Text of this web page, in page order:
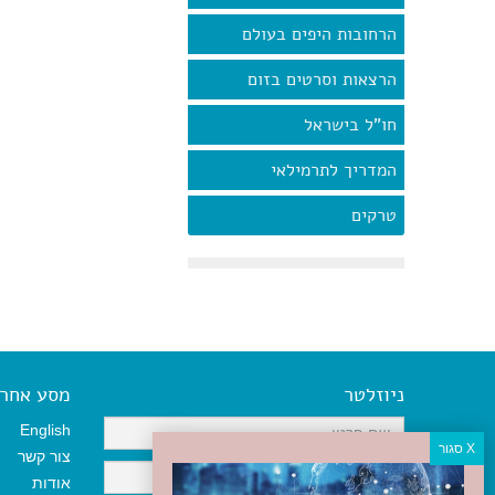
הרחובות היפים בעולם
הרצאות וסרטים בזום
חו"ל בישראל
המדריך לתרמילאי
טרקים
ניוזלטר מסע אחר
English
צור קשר
אודות